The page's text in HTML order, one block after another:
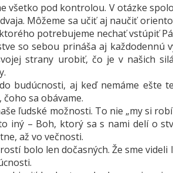
všetko pod kontrolou. V otázke
Môžeme sa učiť aj naučiť
potrebujeme nechať vstúpiť
so sebou prináša aj každodennú
strany urobiť, čo je v našich
budúcnosti, aj keď nemáme ešte
sa obávame.
ľudské možnosti. To nie „my si
iný – Boh, ktorý sa s nami delí o
až vo večnosti.
bolo len dočasných. Že sme